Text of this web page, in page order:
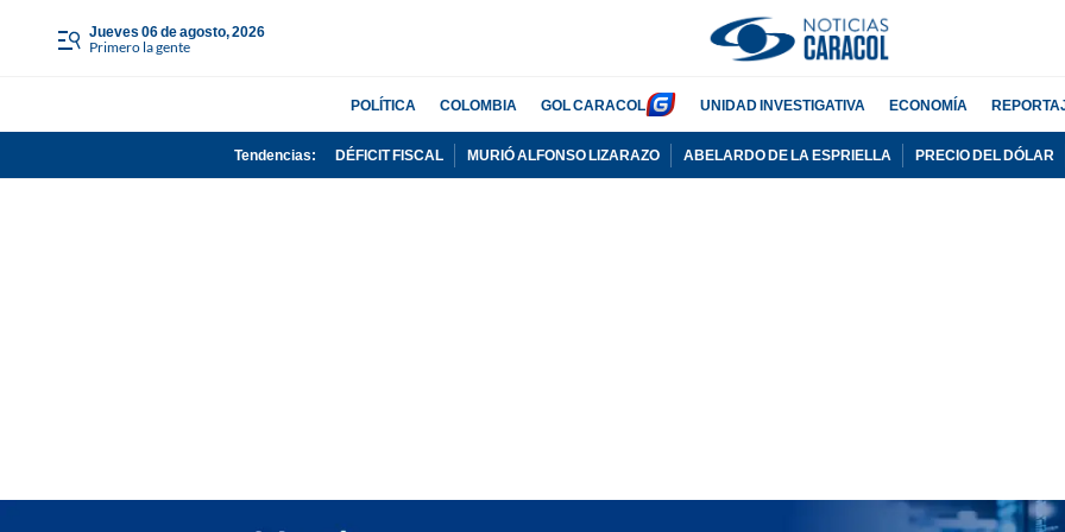
jueves 06 de agosto, 2026
Primero la gente
POLÍTICA COLOMBIA GOL CARACOL UNIDAD INVESTIGATIVA ECONOMÍA
Tendencias: DÉFICIT FISCAL MURIÓ ALFONSO LIZARAZO ABELARDO DE LA ESPRIELLA PRECIO DEL DÓLAR